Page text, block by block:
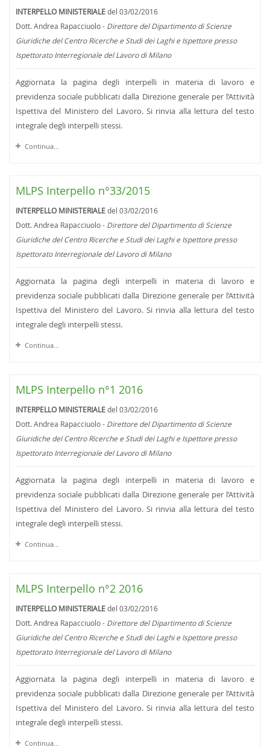
INTERPELLO MINISTERIALEdel 03/02/2016
Dott. Andrea Rapacciuolo - Direttore del Dipartimento di Scienze
Giuridiche del Centro Ricerche e Studi dei Laghi e Ispettore presso
Ispettorato Interregionale del Lavoro di Milano
Aggiornata la pagina degli interpelli in materia di lavoro e
previdenza sociale pubblicati dalla Direzione generale per l’Attività
Ispettiva del Ministero del Lavoro. Si rinvia alla lettura del testo
integrale degli interpelli stessi.
Continua...
MLPS Interpello n°33/2015
INTERPELLO MINISTERIALEdel 03/02/2016
Dott. Andrea Rapacciuolo - Direttore del Dipartimento di Scienze
Giuridiche del Centro Ricerche e Studi dei Laghi e Ispettore presso
Ispettorato Interregionale del Lavoro di Milano
Aggiornata la pagina degli interpelli in materia di lavoro e
previdenza sociale pubblicati dalla Direzione generale per l’Attività
Ispettiva del Ministero del Lavoro. Si rinvia alla lettura del testo
integrale degli interpelli stessi.
Continua...
MLPS Interpello n°1 2016
INTERPELLO MINISTERIALEdel 03/02/2016
Dott. Andrea Rapacciuolo - Direttore del Dipartimento di Scienze
Giuridiche del Centro Ricerche e Studi dei Laghi e Ispettore presso
Ispettorato Interregionale del Lavoro di Milano
Aggiornata la pagina degli interpelli in materia di lavoro e
previdenza sociale pubblicati dalla Direzione generale per l’Attività
Ispettiva del Ministero del Lavoro. Si rinvia alla lettura del testo
integrale degli interpelli stessi.
Continua...
MLPS Interpello n°2 2016
INTERPELLO MINISTERIALEdel 03/02/2016
Dott. Andrea Rapacciuolo - Direttore del Dipartimento di Scienze
Giuridiche del Centro Ricerche e Studi dei Laghi e Ispettore presso
Ispettorato Interregionale del Lavoro di Milano
Aggiornata la pagina degli interpelli in materia di lavoro e
previdenza sociale pubblicati dalla Direzione generale per l’Attività
Ispettiva del Ministero del Lavoro. Si rinvia alla lettura del testo
integrale degli interpelli stessi.
Continua...